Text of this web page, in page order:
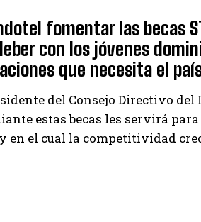
fomentar las becas
con los jóvenes
que necesita el
del Consejo Directivo
estas becas les servirá
en el cual la competitividad